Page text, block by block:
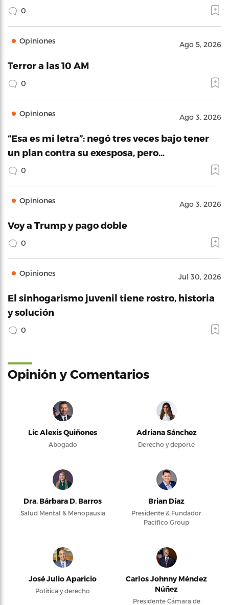
0
Opiniones Ago 5, 2026
Terror a las 10 AM
0
Opiniones Ago 3, 2026
“Esa es mi letra”: negó tres veces bajo tener
un plan contra su exesposa, pero…
0
Opiniones Ago 3, 2026
Voy a Trump y pago doble
0
Opiniones Jul 30, 2026
El sinhogarismo juvenil tiene rostro, historia
y solución
0
Opinión y Comentarios
Lic Alexis Quiñones
Abogado
Adriana Sánchez
Derecho y deporte
Dra. Bárbara D. Barros
Salud Mental & Menopausia
Brian Díaz
Presidente & Fundador
Pacifico Group
José Julio Aparicio
Política y derecho
Carlos Johnny Méndez
Núñez
Presidente Cámara de